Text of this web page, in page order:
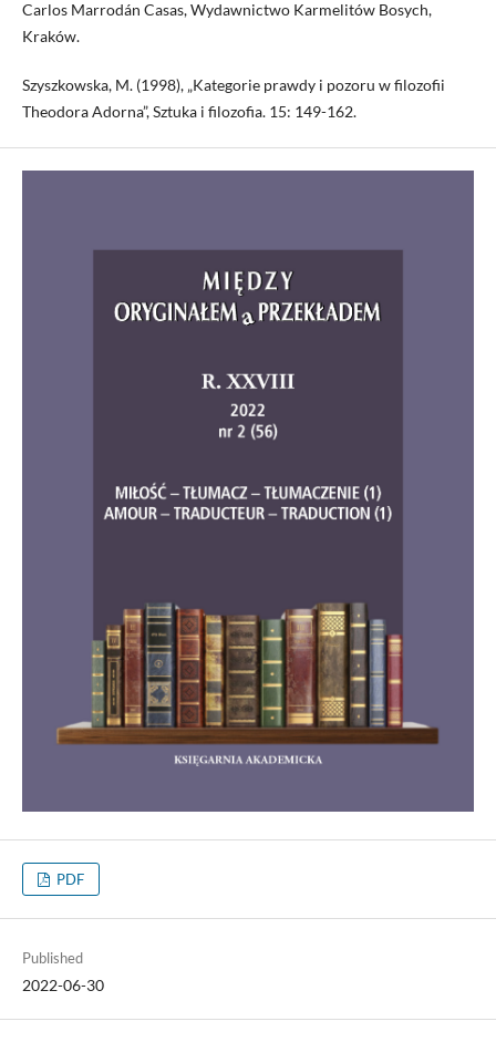
Carlos Marrodán Casas, Wydawnictwo Karmelitów Bosych,
Kraków.
Szyszkowska, M. (1998), „Kategorie prawdy i pozoru w filozofii
Theodora Adorna”, Sztuka i filozofia. 15: 149-162.
PDF
Published
2022-06-30